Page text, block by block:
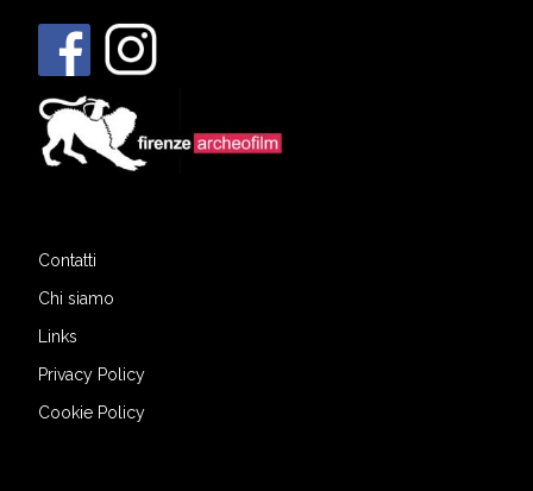
Contatti
Chi siamo
Links
Privacy Policy
Cookie Policy